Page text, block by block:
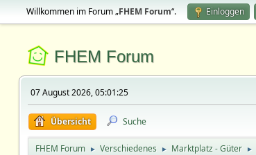
Willkommen im Forum „FHEM Forum“. Einloggen
FHEM Forum
07 August 2026, 05:01:25
Übersicht Suche
FHEM Forum ► Verschiedenes ► Marktplatz - Güter ►